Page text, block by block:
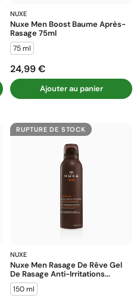
NUXE
Nuxe Men Boost Baume Après-
Rasage 75ml
75 ml
Prix
24,99 €
Ajouter au panier
RUPTURE DE STOCK
NUXE
Nuxe Men Rasage De Rêve Gel
De Rasage Anti-Irritations...
150 ml